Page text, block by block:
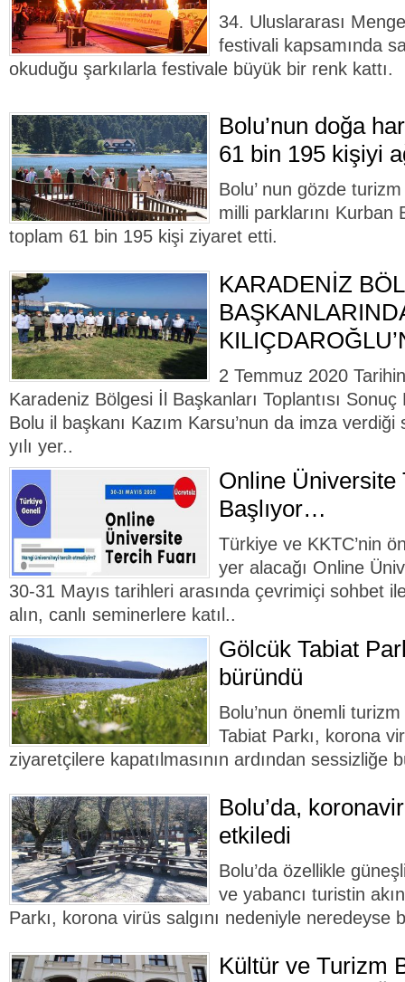
34. Uluslararası
festivali kapsamında
okuduğu şarkılarla festivale büyük bir renk kattı.
Bolu’nun doğa
61 bin 195 kişiyi
Bolu’ nun gözde
milli parklarını Kurban
toplam 61 bin 195 kişi ziyaret etti.
KARADENİZ
2 Temmuz 2020
Karadeniz Bölgesi İl Başkanları Toplantısı Sonuç
Bolu il başkanı Kazım Karsu’nun da imza
yılı yer..
Online Üniversite
Başlıyor…
Türkiye ve KKTC’nin
yer alacağı Online
30-31 Mayıs tarihleri arasında çevrimiçi sohbet
alın, canlı seminerlere katıl..
Gölcük Tabiat
büründü
Bolu’nun önemli
Tabiat Parkı, korona
ziyaretçilere kapatılmasının ardından sessizliğe
Bolu’da,
etkiledi
Bolu’da özellikle
ve yabancı turistin
Parkı, korona virüs salgını nedeniyle neredeyse
Kültür ve Turizm